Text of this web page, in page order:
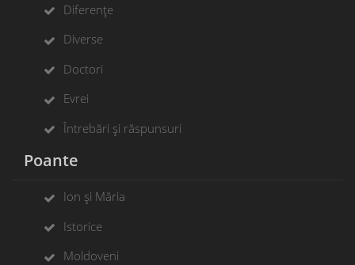
Diferențe
Diverse
Doctori
Evrei
Întrebări și răspunsuri
Poante
Ion și Măria
Istorice
Moldoveni